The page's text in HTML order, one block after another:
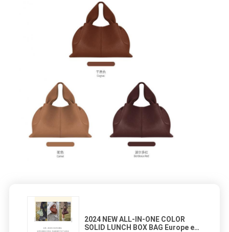
2024 NEW ALL-IN-ONE COLOR
SOLID LUNCH BOX BAG Europe et